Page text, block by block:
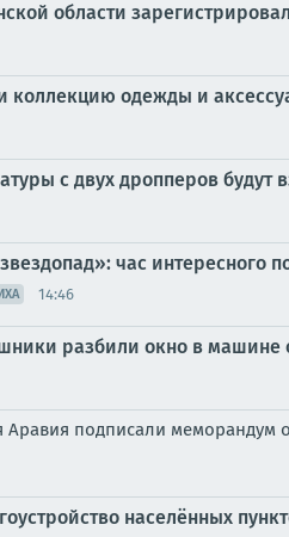
области
коллекцию одежды и
с двух дропперов
час
14:46
разбили окно в машине
Аравия подписали
населённых